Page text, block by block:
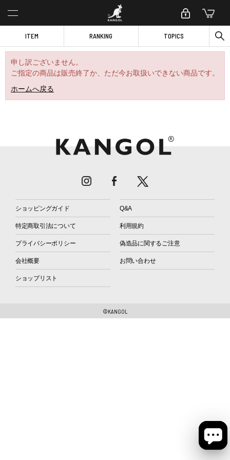
ITEM RANKING TOPICS
申し訳ございません。
ご指定の商品は販売終了か、ただ今お取扱いできない商品です。
ホームへ戻る
ショッピングガイド Q&A
特定商取引法について 利用規約
プライバシーポリシー 偽造品に関するご注意
会社概要 お問い合わせ
ショップリスト
©KANGOL